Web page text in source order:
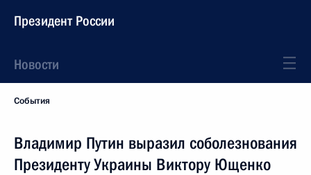
Президент России
Новости
События
Владимир Путин выразил соболезнования
Президенту Украины Виктору Ющенко